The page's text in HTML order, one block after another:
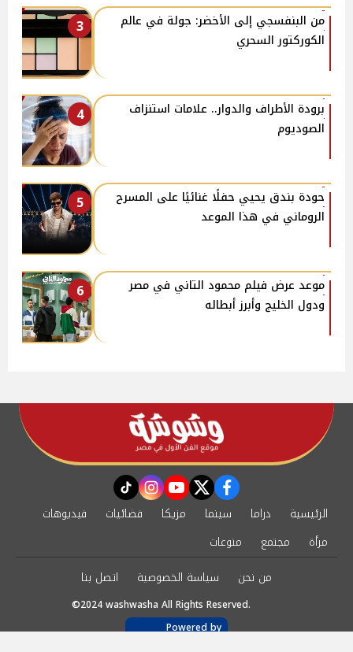
3
من البنفسجي إلى الأخضر: جولة في عالم
الكوركتور السحري
4
برودة الأطراف والدوار.. علامات استنزاف
الصوديوم
5
حودة بندق يحيي حفلًا غنائيًا على المسرح
الروماني في هذا الموعد
6
موعد عرض فيلم محمود التاني في مصر
ودول الخليج وأبرز أبطاله
facebook
twitter
youtube
instagram
tiktok
الرئيسية دراما سينما مزيكا فضائيات
فيديوهات
مرأة
مجتمع
منوعات
من نحن
سياسة الخصوصية اتصل بنا
©2024 washwasha All Rights Reserved.
Powered by